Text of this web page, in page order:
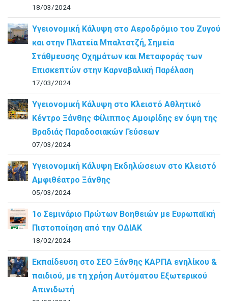
18/03/2024
Υγειονομική Κάλυψη στο Αεροδρόμιο του Ζυγού
και στην Πλατεία Μπαλτατζή, Σημεία
Στάθμευσης Οχημάτων και Μεταφοράς των
Επισκεπτών στην Καρναβαλική Παρέλαση
17/03/2024
Υγειονομική Κάλυψη στο Κλειστό Αθλητικό
Κέντρο Ξάνθης Φίλιππος Αμοιρίδης εν όψη της
Βραδιάς Παραδοσιακών Γεύσεων
07/03/2024
Υγειονομική Κάλυψη Εκδηλώσεων στο Κλειστό
Αμφιθέατρο Ξάνθης
05/03/2024
1ο Σεμινάριο Πρώτων Βοηθειών με Ευρωπαϊκή
Πιστοποίηση από την ΟΔΙΑΚ
18/02/2024
Εκπαίδευση στο ΣΕΟ Ξάνθης ΚΑΡΠΑ ενηλίκου &
παιδιού, με τη χρήση Αυτόματου Εξωτερικού
Απινιδωτή